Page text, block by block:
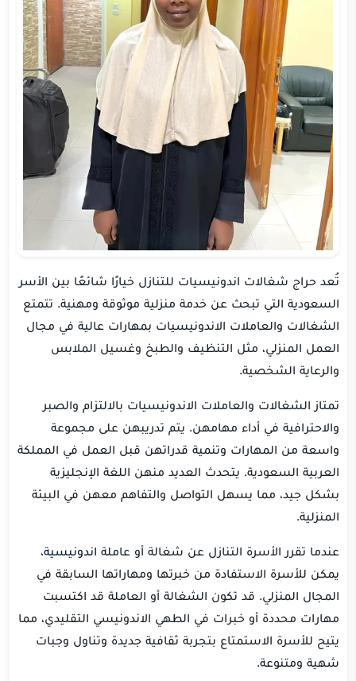
تُعد حراج شغالات اندونيسيات للتنازل خيارًا شائعًا بين الأسر
السعودية التي تبحث عن خدمة منزلية موثوقة ومهنية. تتمتع
الشغالات والعاملات الاندونيسيات بمهارات عالية في مجال
العمل المنزلي، مثل التنظيف والطبخ وغسيل الملابس
والرعاية الشخصية.
تمتاز الشغالات والعاملات الاندونيسيات بالالتزام والصبر
والاحترافية في أداء مهامهن. يتم تدريبهن على مجموعة
واسعة من المهارات وتنمية قدراتهن قبل العمل في المملكة
العربية السعودية. يتحدث العديد منهن اللغة الإنجليزية
بشكل جيد، مما يسهل التواصل والتفاهم معهن في البيئة
المنزلية.
عندما تقرر الأسرة التنازل عن شغالة أو عاملة اندونيسية،
يمكن للأسرة الاستفادة من خبرتها ومهاراتها السابقة في
المجال المنزلي. قد تكون الشغالة أو العاملة قد اكتسبت
مهارات محددة أو خبرات في الطهي الاندونيسي التقليدي، مما
يتيح للأسرة الاستمتاع بتجربة ثقافية جديدة وتناول وجبات
شهية ومتنوعة.